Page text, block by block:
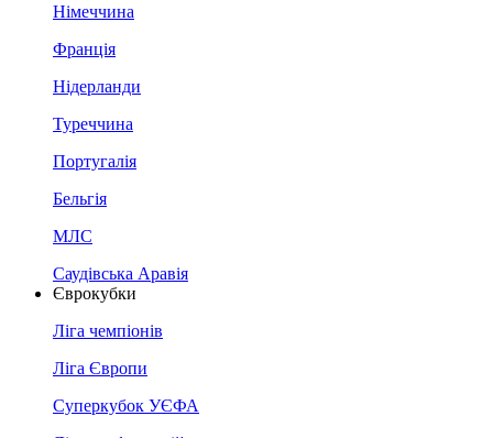
Німеччина
Франція
Нідерланди
Туреччина
Португалія
Бельгія
МЛС
Саудівська Аравія
Єврокубки
Ліга чемпіонів
Ліга Європи
Суперкубок УЄФА